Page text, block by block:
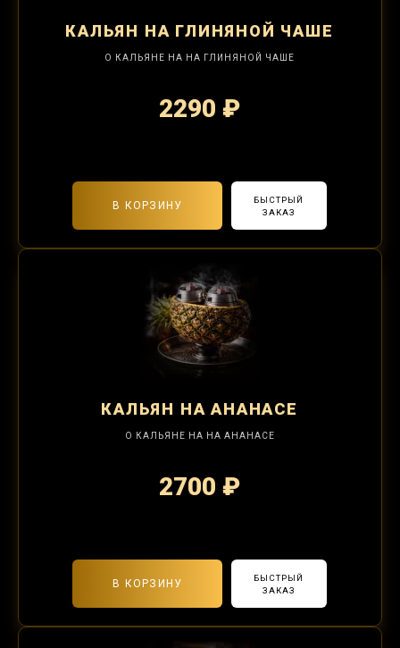
КАЛЬЯН НА ГЛИНЯНОЙ ЧАШЕ
О КАЛЬЯНЕ НА НА ГЛИНЯНОЙ ЧАШЕ
2290 ₽
В КОРЗИНУ
БЫСТРЫЙ
ЗАКАЗ
КАЛЬЯН НА АНАНАСЕ
О КАЛЬЯНЕ НА НА АНАНАСЕ
2700 ₽
В КОРЗИНУ
БЫСТРЫЙ
ЗАКАЗ